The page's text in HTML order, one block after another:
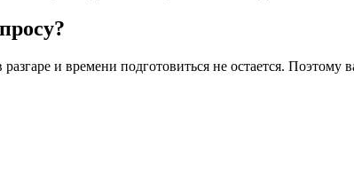
и времени подготовиться не остается. Поэтому